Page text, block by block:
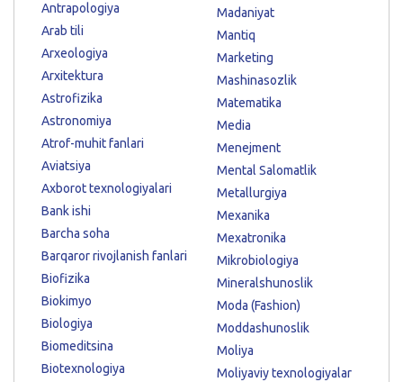
Antrapologiya
Arab tili
Arxeologiya
Arxitektura
Astrofizika
Astronomiya
Atrof-muhit fanlari
Aviatsiya
Axborot texnologiyalari
Bank ishi
Barcha soha
Barqaror rivojlanish fanlari
Biofizika
Biokimyo
Biologiya
Biomeditsina
Biotexnologiya
Madaniyat
Mantiq
Marketing
Mashinasozlik
Matematika
Media
Menejment
Mental Salomatlik
Metallurgiya
Mexanika
Mexatronika
Mikrobiologiya
Mineralshunoslik
Moda (Fashion)
Moddashunoslik
Moliya
Moliyaviy texnologiyalar